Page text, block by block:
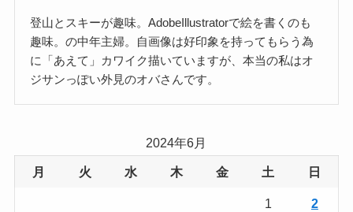
登山とスキーが趣味。AdobeIllustratorで絵を書くのも
趣味。の中年主婦。自画像は好印象を持ってもらう為
に「あえて」カワイク描いていますが、本当の私はオ
ジサンっぽい外見のオバさんです。
2024年6月
月 火 水 木 金 土 日
1 2